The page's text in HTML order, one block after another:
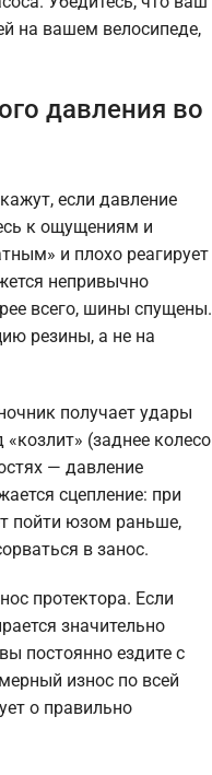
на вашем велосипеде,
давления во
если давление
к ощущениям и
и плохо реагирует
непривычно
всего, шины спущены.
резины, а не на
получает удары
(заднее колесо
— давление
сцепление: при
пойти юзом раньше,
в занос.
протектора. Если
значительно
постоянно ездите с
износ по всей
о правильно